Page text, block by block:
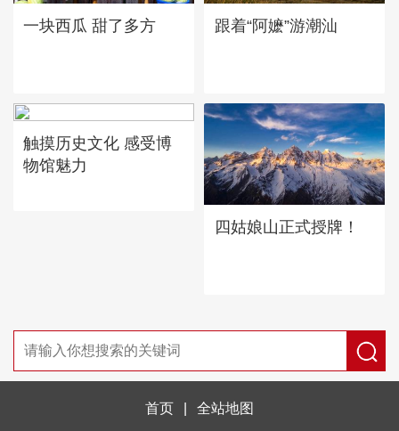
一块西瓜 甜了多方 跟着“阿嬷”游潮汕
触摸历史文化 感受博
物馆魅力
四姑娘山正式授牌！
首页 全站地图